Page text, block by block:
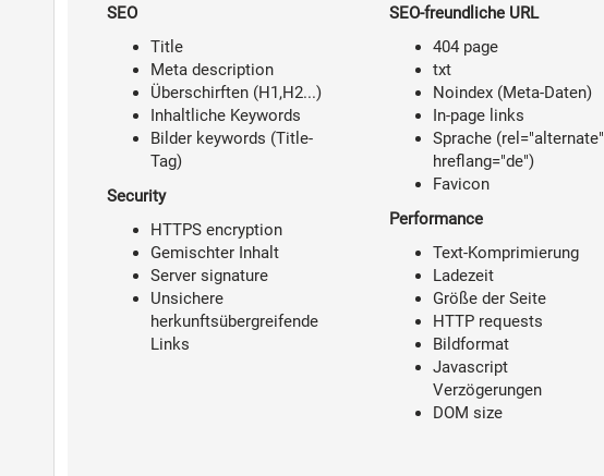
SEO
Title
Meta description
Überschirften (H1,H2...)
Inhaltliche Keywords
Bilder keywords (Title-
Tag)
Security
HTTPS encryption
Gemischter Inhalt
Server signature
Unsichere
herkunftsübergreifende
Links
SEO-freundliche URL
404 page
txt
Noindex (Meta-Daten)
In-page links
Sprache (rel="alternate"
hreflang="de")
Favicon
Performance
Text-Komprimierung
Ladezeit
Größe der Seite
HTTP requests
Bildformat
Javascript
Verzögerungen
DOM size